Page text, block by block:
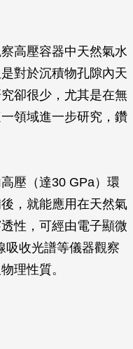
高壓容器中天然氣水
對於沉積物孔隙內天
卻很少，尤其是在無
領域進一步研究，鑽
壓（達30 GPa）環
，就能應用在天然氣
性，可經由電子顯微
吸收光譜等儀器觀察
理性質。